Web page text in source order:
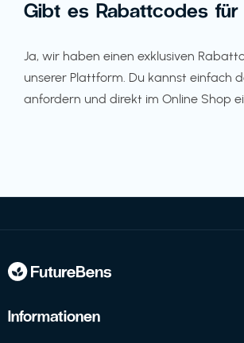
Gibt es Rabattcodes für
Ja, wir haben einen exklusiven
unserer Plattform. Du kannst einfach
anfordern und direkt im Online Shop
Informationen